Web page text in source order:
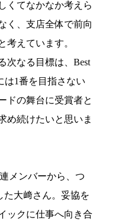
くてなかなか考えら
く、支店全体で前向
考えています。
次なる目標は、Best
は1番を目指さない
ドの舞台に受賞者と
め続けたいと思いま
メンバーから、つ
た大﨑さん。妥協を
ックに仕事へ向き合